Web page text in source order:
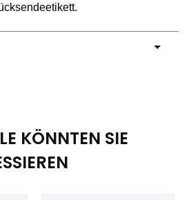
KÖNNTEN SIE